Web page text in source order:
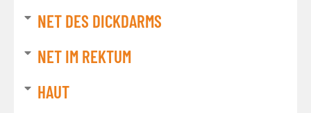
NET DES DICKDARMS
NET IM REKTUM
HAUT